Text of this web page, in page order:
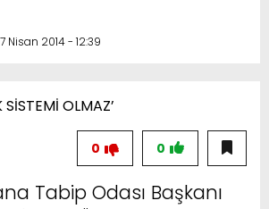
Nisan 2014 - 12:39
0
0
Tabip Odası Başkanı